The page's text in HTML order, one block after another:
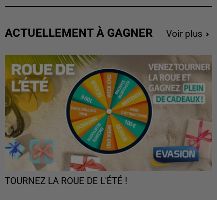
ACTUELLEMENT À GAGNER Voir plus
TOURNEZ LA ROUE DE L'ÉTÉ !